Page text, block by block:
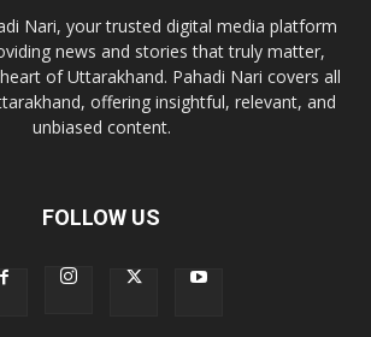
Nari, your trusted digital media platform
news and stories that truly matter,
of Uttarakhand. Pahadi Nari covers all
offering insightful, relevant, and
unbiased content.
FOLLOW US